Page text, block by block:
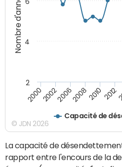
Nombre d'années
Capacité de
20002002200620082010 2012
2
4
© JDN 2026
La capacité de
rapport entre l'encours de la